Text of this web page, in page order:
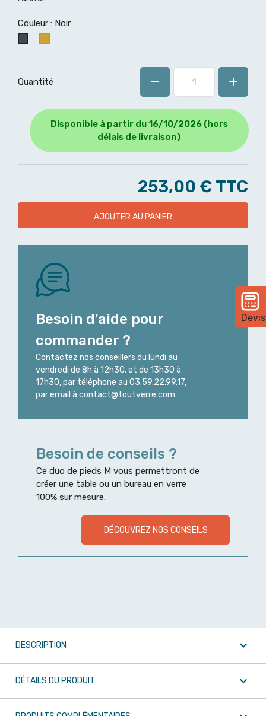
Devis
Couleur : Noir
Quantité
Disponible à partir du 16/10/2026 (hors
délais de livraison)
253,00 € TTC
AJOUTER AU PANIER
Besoin d'aide pour
commander ?
Contactez nos conseillers du lundi au
vendredi de 8h à 12h30, et de 13h30 à
17h30, par téléphone au 03.59.22.99.17,
par email à contact@toutverre.com
Besoin de conseils ?
Ce duo de pieds M vous permettront de
créer une table ou un bureau en verre
100% sur mesure.
DÉCOUVREZ NOS CONSEILS
DESCRIPTION 
DÉTAILS DU PRODUIT 